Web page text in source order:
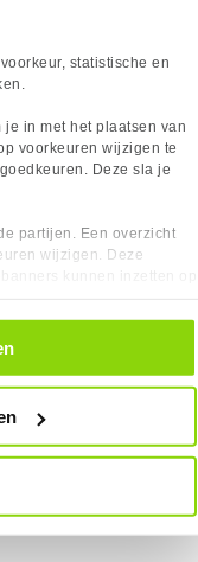
statistische en
je in met het plaatsen van
voorkeuren wijzigen te
Deze sla je
partijen. Een overzicht
wijzigen. Deze
altijd intrekken, dit doe je
‘Cookievoorkeuren’
416x